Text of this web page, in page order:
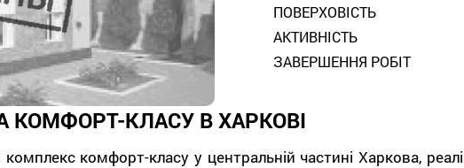
ПОВЕРХОВІСТЬ
АКТИВНІСТЬ
ЗАВЕРШЕННЯ РОБІТ
КЛАСУ В ХАРКОВІ
комфорт-класу у центральній частині Харкова,